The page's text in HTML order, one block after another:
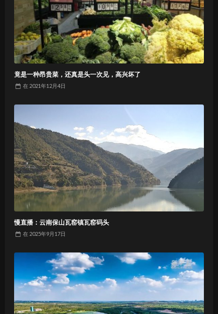
竟是一种昂贵菜，还真是头一次见，高兴坏了
在 2021年12月4日
慢直播：云南保山瓦窑镇瓦窑码头
在 2025年9月17日